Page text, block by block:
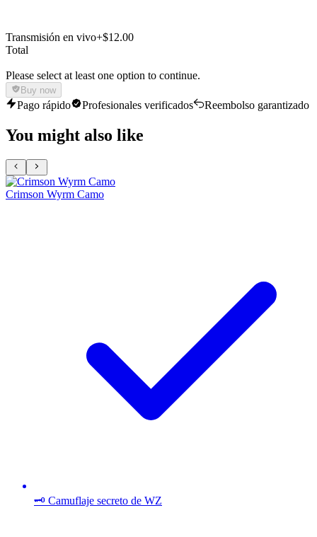
Transmisión en vivo+$12.00
Total
Please select at least one option to continue.
Buy now
Pago rápido Profesionales verificados Reembolso garantizado
You might also like
Crimson Wyrm Camo
🗝️ Camuflaje secreto de WZ